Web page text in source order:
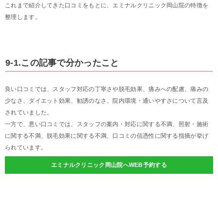
これまで紹介してきた口コミをもとに、エミナルクリニック岡山院の特徴を
整理します。
9-1.この記事で分かったこと
良い口コミでは、スタッフ対応の丁寧さや脱毛効果、痛みへの配慮、痛みの
少なさ、ダイエット効果、勧誘のなさ、院内環境・通いやすさについて言及
されていました。
一方で、悪い口コミでは、スタッフの案内・対応に関する不満、照射・施術
に関する不満、脱毛効果に関する不満、口コミの信憑性に関する指摘が挙げ
られています。
エミナルクリニック岡山院へWEB予約する